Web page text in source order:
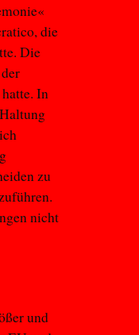
die
Die
In
zu
nicht
und